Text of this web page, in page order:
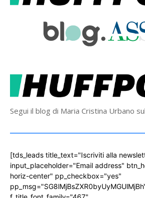
Segui il blog di Maria Cristina Urbano
[tds_leads title_text="Iscriviti alla
input_placeholder="Email address"
horiz-center" pp_checkbox="yes"